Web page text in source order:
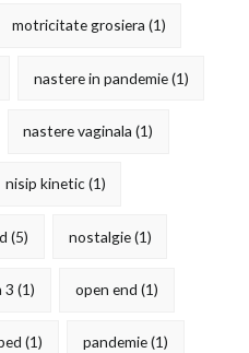
motricitate grosiera (1)
nastere in pandemie(1)
nastere vaginala (1)
nisip kinetic(1)
(5) nostalgie(1)
3 (1) open end (1)
(1) pandemie(1)